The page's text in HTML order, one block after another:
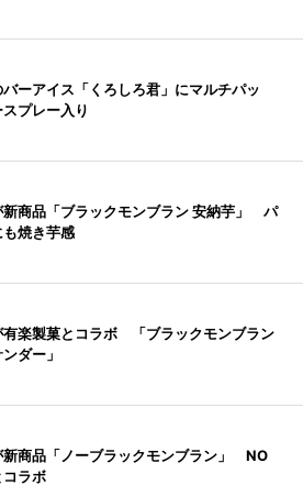
ーアイス「くろしろ君」にマルチパッ
プレー入り
新商品「ブラックモンブラン 安納芋」 パ
も焼き芋感
有楽製菓とコラボ 「ブラックモンブラン
ダー」
新商品「ノーブラックモンブラン」 NO
コラボ